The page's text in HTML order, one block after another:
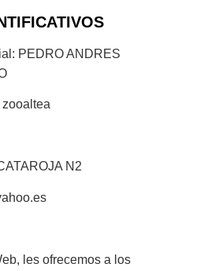
PEDRO ANDRES
N2
les ofrecemos a los